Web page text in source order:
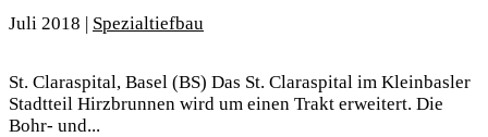
Juli 2018 | Spezialtiefbau
St. Claraspital, Basel (BS) Das St. Claraspital im Kleinbasler
Stadtteil Hirzbrunnen wird um einen Trakt erweitert. Die
Bohr- und...